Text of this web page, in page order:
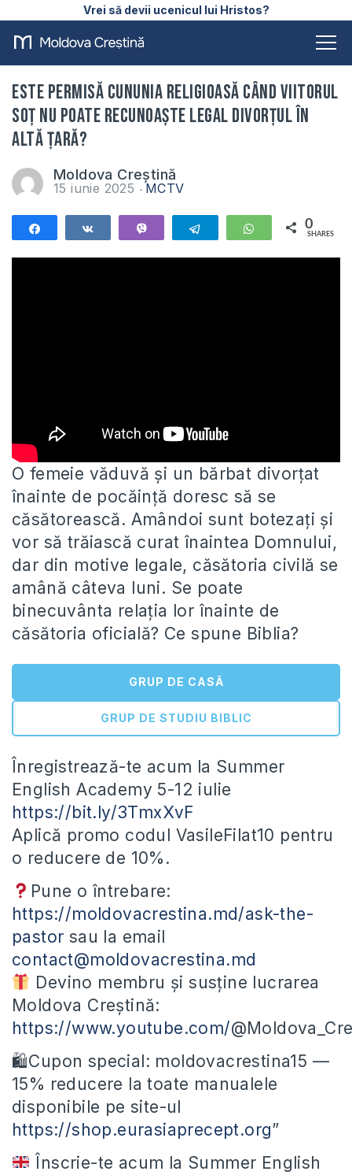
Vrei să devii ucenicul lui Hristos?
Este permisă cununia religioasă când viitorul
soț nu poate recunoaște legal divorțul în
altă țară?
Moldova Creștină
15 iunie 2025 MCTV
Telegram WhatsApp
0
SHARES
O femeie văduvă și un bărbat divorțat
înainte de pocăință doresc să se
căsătorească. Amândoi sunt botezați și
vor să trăiască curat înaintea Domnului,
dar din motive legale, căsătoria civilă se
amână câteva luni. Se poate
binecuvânta relația lor înainte de
căsătoria oficială? Ce spune Biblia?
GRUP DE CASĂ
GRUP DE STUDIU BIBLIC
Înregistrează-te acum la Summer
English Academy 5-12 iulie
https://bit.ly/3TmxXvF
Aplică promo codul VasileFilat10 pentru
o reducere de 10%.
Pune o întrebare:
https://moldovacrestina.md/ask-the-
pastor sau la email
contact@moldovacrestina.md
Devino membru și susține lucrarea
Moldova Creștină:
https://www.youtube.com/
🛍Cupon special: moldovacrestina15 —
15% reducere la toate manualele
disponibile pe site-ul
https://shop.eurasiaprecept.org”
Înscrie-te acum la Summer English